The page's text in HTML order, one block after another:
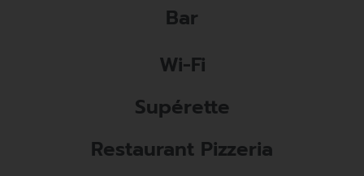
Bar
Wi-Fi
Supérette
Restaurant Pizzeria